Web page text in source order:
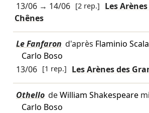
13/06→ 14/06 [2 rep.]
Les
Chênes
Le Fanfaron d'après Flaminio Scala
Carlo Boso
13/06 [1 rep.] Les Arènes des
Othello deWilliam Shakespeare
Carlo Boso